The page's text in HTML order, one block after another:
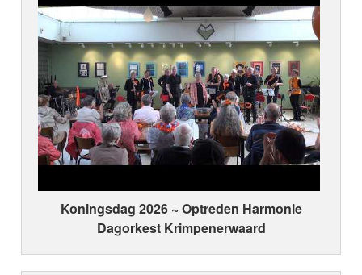
Koningsdag 2026 ~ Optreden Harmonie
Dagorkest Krimpenerwaard